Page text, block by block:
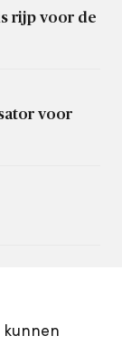
rijp voor de
voor
kunnen